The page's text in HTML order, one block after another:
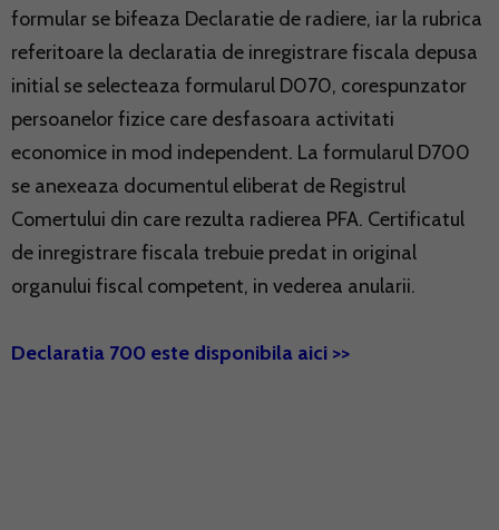
formular se bifeaza Declaratie de radiere, iar la rubrica
referitoare la declaratia de inregistrare fiscala depusa
initial se selecteaza formularul D070, corespunzator
persoanelor fizice care desfasoara activitati
economice in mod independent. La formularul D700
se anexeaza documentul eliberat de Registrul
Comertului din care rezulta radierea PFA. Certificatul
de inregistrare fiscala trebuie predat in original
organului fiscal competent, in vederea anularii.
Declaratia 700 este disponibila aici >>